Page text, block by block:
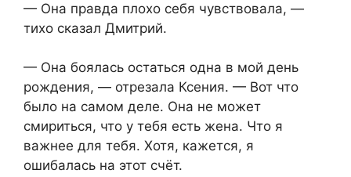
— Она правда плохо себя чувствовала, —
тихо сказал Дмитрий.
— Она боялась остаться одна в мой день
рождения, — отрезала Ксения. — Вот что
было на самом деле. Она не может
смириться, что у тебя есть жена. Что я
важнее для тебя. Хотя, кажется, я
ошибалась на этот счёт.